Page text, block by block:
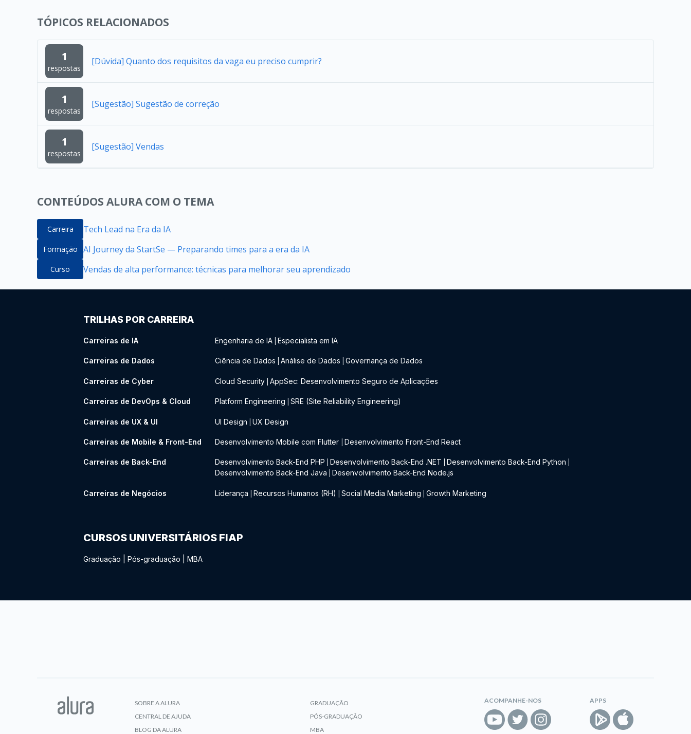
TÓPICOS RELACIONADOS
1
respostas
[Dúvida] Quanto dos requisitos da vaga eu preciso cumprir?
1
respostas
[Sugestão] Sugestão de correção
1
respostas
[Sugestão] Vendas
CONTEÚDOS ALURA COM O TEMA
Carreira Tech Lead na Era da IA
Formação AI Journey da StartSe — Preparando times para a era da IA
Curso Vendas de alta performance: técnicas para melhorar seu aprendizado
TRILHAS POR CARREIRA
Carreiras de IA Engenharia de IA Especialista em IA
Carreiras de Dados Ciência de Dados Análise de Dados Governança de Dados
Carreiras de Cyber Cloud Security AppSec: Desenvolvimento Seguro de Aplicações
Carreiras de DevOps & Cloud Platform Engineering SRE (Site Reliability Engineering)
Carreiras de UX & UI UI Design UX Design
Carreiras de Mobile & Front-End Desenvolvimento Mobile com Flutter Desenvolvimento Front-End React
Carreiras de Back-End Desenvolvimento Back-End PHP Desenvolvimento Back-End .NET Desenvolvimento Back-End Python
Desenvolvimento Back-End Java Desenvolvimento Back-End Node.js
Carreiras de Negócios Liderança Recursos Humanos (RH) Social Media Marketing Growth Marketing
CURSOS UNIVERSITÁRIOS FIAP
Graduação Pós-graduação MBA
SOBRE A ALURA
CENTRAL DE AJUDA
BLOG DA ALURA
GRADUAÇÃO
PÓS-GRADUAÇÃO
MBA
ACOMPANHE-NOS APPS